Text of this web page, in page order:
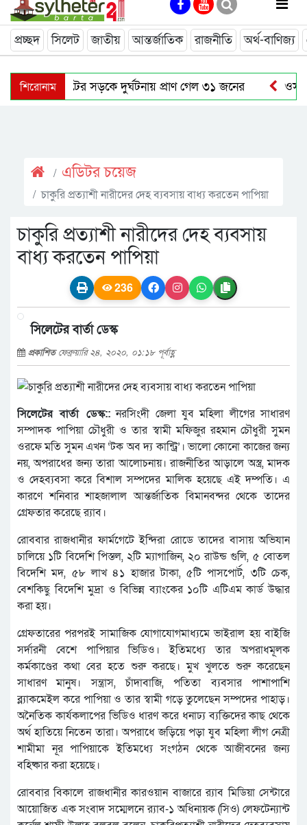
প্রচ্ছদ সিলেট জাতীয় আন্তর্জাতিক রাজনীতি অর্থ-বাণিজ্য
শিরোনাম
জুলাইয়ে সিলেটের সড়কে দুর্ঘটনায় প্রাণ গেল ৩১ জনের
এডিটর চয়েজ
চাকুরি প্রত্যাশী নারীদের দেহ ব্যবসায় বাধ্য করতেন পাপিয়া
চাকুরি প্রত্যাশী নারীদের দেহ ব্যবসায়
বাধ্য করতেন পাপিয়া
236
সিলেটের বার্তা ডেস্ক
প্রকাশিতফেব্রুয়ারি ২৪, ২০২০, ০১:১৮ পূর্বাহ্ণ
সিলেটের বার্তা ডেস্ক::নরসিংদী জেলা যুব মহিলা লীগের সাধারণ
সম্পাদক পাপিয়া চৌধুরী ও তার স্বামী মফিজুর রহমান চৌধুরী সুমন
ওরফে মতি সুমন এখন ‘টক অব দ্য কান্ট্রি’। ভালো কোনো কাজের জন্য
নয়, অপরাধের জন্য তারা আলোচনায়। রাজনীতির আড়ালে অস্ত্র, মাদক
ও দেহব্যবসা করে বিশাল সম্পদের মালিক হয়েছে এই দম্পতি। এ
কারণে শনিবার শাহজালাল আন্তর্জাতিক বিমানবন্দর থেকে তাদের
গ্রেফতার করেছে র‌্যাব।
রোববার রাজধানীর ফার্মগেটে ইন্দিরা রোডে তাদের বাসায় অভিযান
চালিয়ে ১টি বিদেশি পিস্তল, ২টি ম্যাগাজিন, ২০ রাউন্ড গুলি, ৫ বোতল
বিদেশি মদ, ৫৮ লাখ ৪১ হাজার টাকা, ৫টি পাসপোর্ট, ৩টি চেক,
বেশকিছু বিদেশি মুদ্রা ও বিভিন্ন ব্যাংকের ১০টি এটিএম কার্ড উদ্ধার
করা হয়।
গ্রেফতারের পরপরই সামাজিক যোগাযোগমাধ্যমে ভাইরাল হয় বাইজি
সর্দারনী বেশে পাপিয়ার ভিডিও। ইতিমধ্যে তার অপরাধমূলক
কর্মকাণ্ডের কথা বের হতে শুরু করছে। মুখ খুলতে শুরু করেছেন
সাধারণ মানুষ। সন্ত্রাস, চাঁদাবাজি, পতিতা ব্যবসার পাশাপাশি
ব্ল্যাকমেইল করে পাপিয়া ও তার স্বামী গড়ে তুলেছেন সম্পদের পাহাড়।
অনৈতিক কার্যকলাপের ভিডিও ধারণ করে ধনাঢ্য ব্যক্তিদের কাছ থেকে
অর্থ হাতিয়ে নিতেন তারা। অপরাধে জড়িয়ে পড়া যুব মহিলা লীগ নেত্রী
শামীমা নূর পাপিয়াকে ইতিমধ্যে সংগঠন থেকে আজীবনের জন্য
বহিষ্কার করা হয়েছে।
রোববার বিকালে রাজধানীর কারওয়ান বাজারে র‌্যাব মিডিয়া সেন্টারে
আয়োজিত এক সংবাদ সম্মেলনে র‌্যাব-১ অধিনায়ক (সিও) লেফটেন্যান্ট